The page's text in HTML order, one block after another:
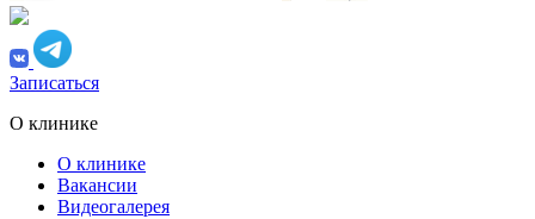
Записаться
О клинике
О клинике
Вакансии
Видеогалерея